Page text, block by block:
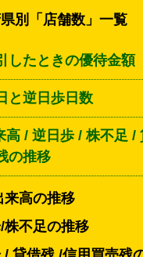
別「店舗数」一覧
したときの優待金額
と逆日歩日数
高 / 逆日歩 / 株不足 /
の推移
来高の推移
株不足の推移